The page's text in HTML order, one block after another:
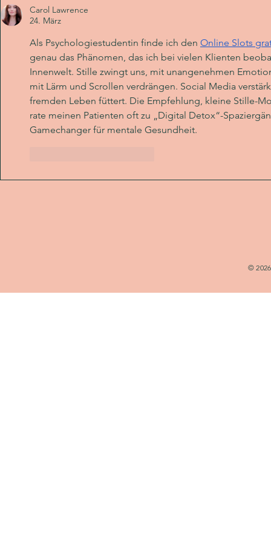
Carol Lawrence
24. März
Als Psychologiestudentin finde ich den Online Slots
genau das Phänomen, das ich bei vielen Klienten
Innenwelt. Stille zwingt uns, mit unangenehmen
mit Lärm und Scrollen verdrängen. Social Media
fremden Leben füttert. Die Empfehlung, kleine Stille-
rate meinen Patienten oft zu „Digital Detox“-
Gamechanger für mentale Gesundheit.
©